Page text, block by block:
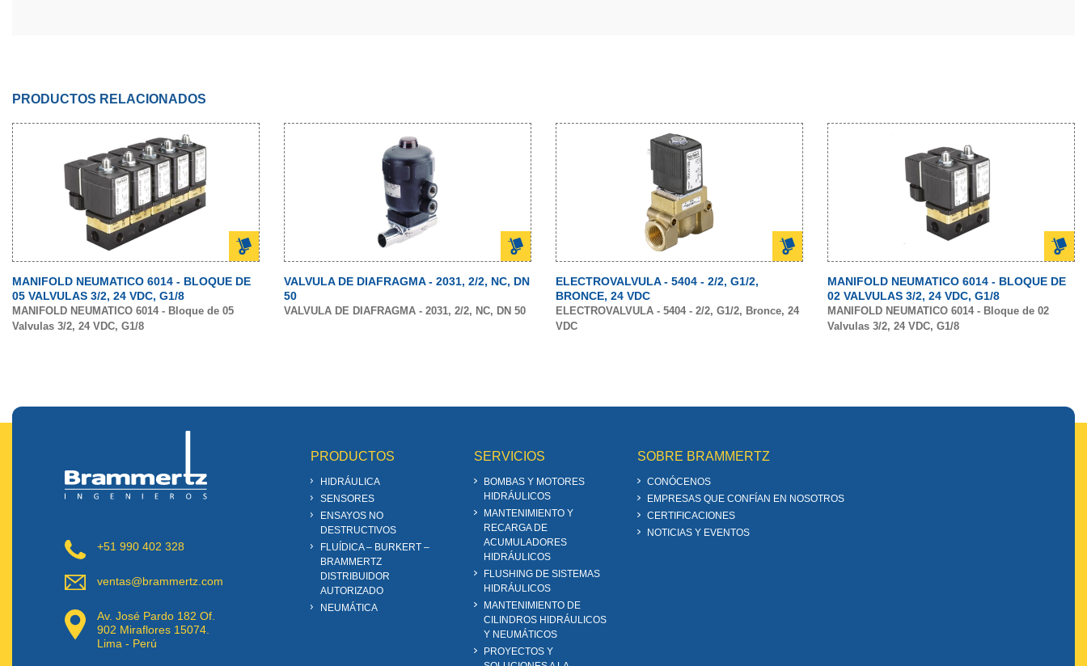
PRODUCTOS RELACIONADOS
MANIFOLD NEUMATICO 6014 - BLOQUE DE
05 VALVULAS 3/2, 24 VDC, G1/8
MANIFOLD NEUMATICO 6014 - Bloque de 05
Valvulas 3/2, 24 VDC, G1/8
VALVULA DE DIAFRAGMA - 2031, 2/2, NC, DN
50
VALVULA DE DIAFRAGMA - 2031, 2/2, NC, DN 50
ELECTROVALVULA - 5404 - 2/2, G1/2,
BRONCE, 24 VDC
ELECTROVALVULA - 5404 - 2/2, G1/2, Bronce, 24
VDC
MANIFOLD NEUMATICO 6014 - BLOQUE DE
02 VALVULAS 3/2, 24 VDC, G1/8
MANIFOLD NEUMATICO 6014 - Bloque de 02
Valvulas 3/2, 24 VDC, G1/8
+51 990 402 328
ventas@brammertz.com
Av. José Pardo 182 Of.
902 Miraflores 15074.
Lima - Perú
PRODUCTOS
HIDRÁULICA
SENSORES
ENSAYOS NO
DESTRUCTIVOS
FLUÍDICA – BURKERT –
BRAMMERTZ
DISTRIBUIDOR
AUTORIZADO
NEUMÁTICA
SERVICIOS
BOMBAS Y MOTORES
HIDRÁULICOS
MANTENIMIENTO Y
RECARGA DE
ACUMULADORES
HIDRÁULICOS
FLUSHING DE SISTEMAS
HIDRÁULICOS
MANTENIMIENTO DE
CILINDROS HIDRÁULICOS
Y NEUMÁTICOS
PROYECTOS Y
SOBRE BRAMMERTZ
CONÓCENOS
EMPRESAS QUE CONFÍAN EN NOSOTROS
CERTIFICACIONES
NOTICIAS Y EVENTOS